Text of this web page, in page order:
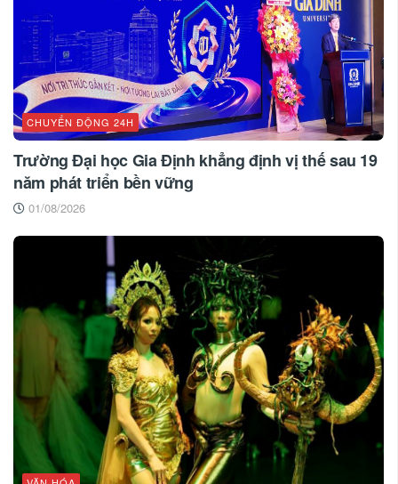
CHUYỂN ĐỘNG 24H
Trường Đại học Gia Định khẳng định vị thế sau 19
năm phát triển bền vững
01/08/2026